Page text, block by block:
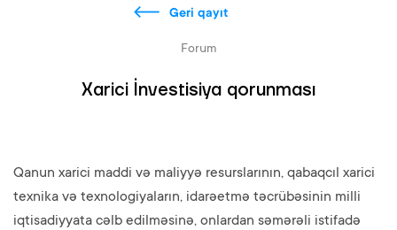
Geri qayıt
Forum
Xarici İnvestisiya qorunması
Qanun xarici maddi və maliyyə resurslarının, qabaqcıl xarici
texnika və texnologiyaların, idarəetmə təcrübəsinin milli
iqtisadiyyata cəlb edilməsinə, onlardan səmərəli istifadə